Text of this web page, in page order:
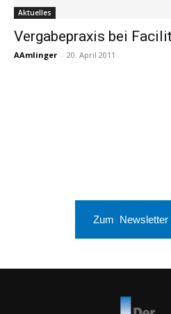
Aktuelles
Vergabepraxis bei
AAmlinger - 20. April 2011
Zum